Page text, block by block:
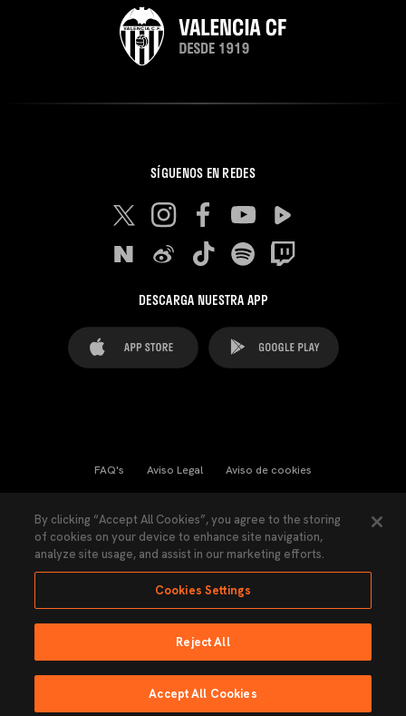
SÍGUENOS EN REDES
DESCARGA NUESTRA APP
FAQ's Aviso Legal Aviso de cookies
Ley Transparencia Política de Privacidad
Accesibilidad
Ninguna parte de esta página puede ser reproducida sin el permiso del Valencia
Hecho por Lobo.
By clicking “Accept All Cookies”, you agree to the storing
of cookies on your device to enhance site navigation,
analyze site usage, and assist in our marketing efforts.
Cookies Settings
Reject All
Accept All Cookies